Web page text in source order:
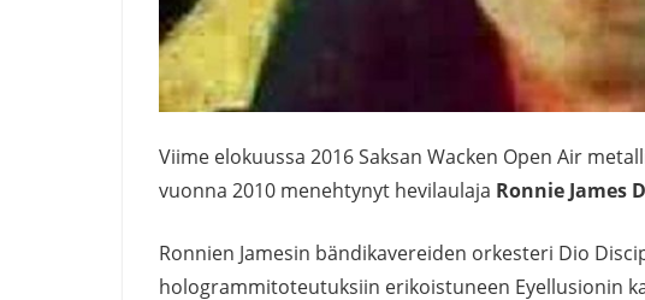
Viime elokuussa 2016 Saksan Wacken Open Air
vuonna 2010 menehtynyt hevilaulaja Ronnie James
Ronnien Jamesin bändikavereiden orkesteri Dio
hologrammitoteutuksiin erikoistuneen Eyellusionin